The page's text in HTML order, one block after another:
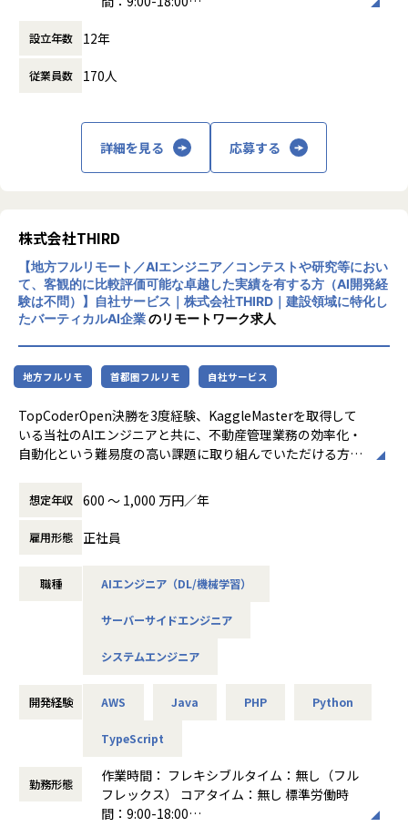
- メンター/相談役としてチームメンバーのサポート
- ISMS対応
【期待する役割】
2. 上記、改善要望に対する開発要件定義
3. スクラム開発に則り、自ら手も動かし開発を推進
4. CSO・AI開発部長・メンバーと調整の上、積極的な新技
術・サービス導入の推進
【利用している技術スタック】
など)
・深層学習: PyTorch(, Chainer, Kerasなど)
・勾配ブースティング: LightGBM(, XGBoostなど)
・画像加工等: OpenCV(, scikit-imageなど)
・コミュニケーション:slack, Microsoft Teams
・ファイルの共有: Amazon S3, Office365, Google Drive
・バージョン管理: GitHub
・プロジェクト管理: Jira
・ドキュメント管理: notion
【エンジニアの方の働きやすい環境づくり】
手当ては適宜対応させていただきます
・TopCoder決勝を3回経験し、KaggleGrandmasterでもあ
THIRDは不動産に特化したコンサルで、建築・機械・電気工
市場規模93兆円という不動産・建築市場に対して、企業の
「工事ロイド」の開発からカスタマイズ・導入まで一気通貫
で行っています。
取引先には大手不動産デベロッパー・投資ファンド・大手事
業会社などが含まれ、ベンチャー企業ながら数百億円規模に
上るプロジェクトを動かすこともあります。
2022年8月に26億円の資金調達を実施し、上場達成など今ま
さにもう一段階ギアを上げて事業成長を加速させていくフェ
時間外労働の有無： 有（月平均20時間）
設立年数 12年
従業員数 170人
詳細を見る 応募する
株式会社THIRD
【地方フルリモート／AIエンジニア／コンテストや研究等におい
て、客観的に比較評価可能な卓越した実績を有する方（AI開発経
験は不問）】自社サービス｜株式会社THIRD｜建設領域に特化し
たバーティカルAI企業のリモートワーク求人
地方フルリモ 首都圏フルリモ 自社サービス
TopCoderOpen決勝を3度経験、KaggleMasterを取得して
いる当社のAIエンジニアと共に、不動産管理業務の効率化・
自動化という難易度の高い課題に取り組んでいただける方を
【なぜ「不動産管理」なのか】
不動産業界は、長きに渡りアナログな業務フローが敷かれて
いる巨大産業の一つです。その中でも不動産管理の領域は、
ルマネジメントを行っており、その工程は複雑化している状
現在THIRDでは、その構造を抜本的に解決し業務工数の大幅
■不動産管理クラウドシステム「管理ロイド」の運用時に発
独自データ等を用いてのAI開発
理、ビッグデータ、データマイニング、その他
- 問題設定、仮説検証、データ収集要件の定義、データク
レンジング、モデリング、性能評価、レポーティング、製品
想定年収 600 〜 1,000 万円／年
雇用形態 正社員
職種 AIエンジニア（DL/機械学習）
サーバーサイドエンジニア
システムエンジニア
開発経験 AWS Java PHP Python
TypeScript
勤務形態
作業時間： フレキシブルタイム：無し（フル
フレックス） コアタイム：無し 標準労働時
間：9:00-18:00